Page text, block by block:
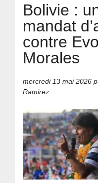
Bolivie :
mandat
contre Evo
Morales
mercredi 13 mai 2026
Ramirez